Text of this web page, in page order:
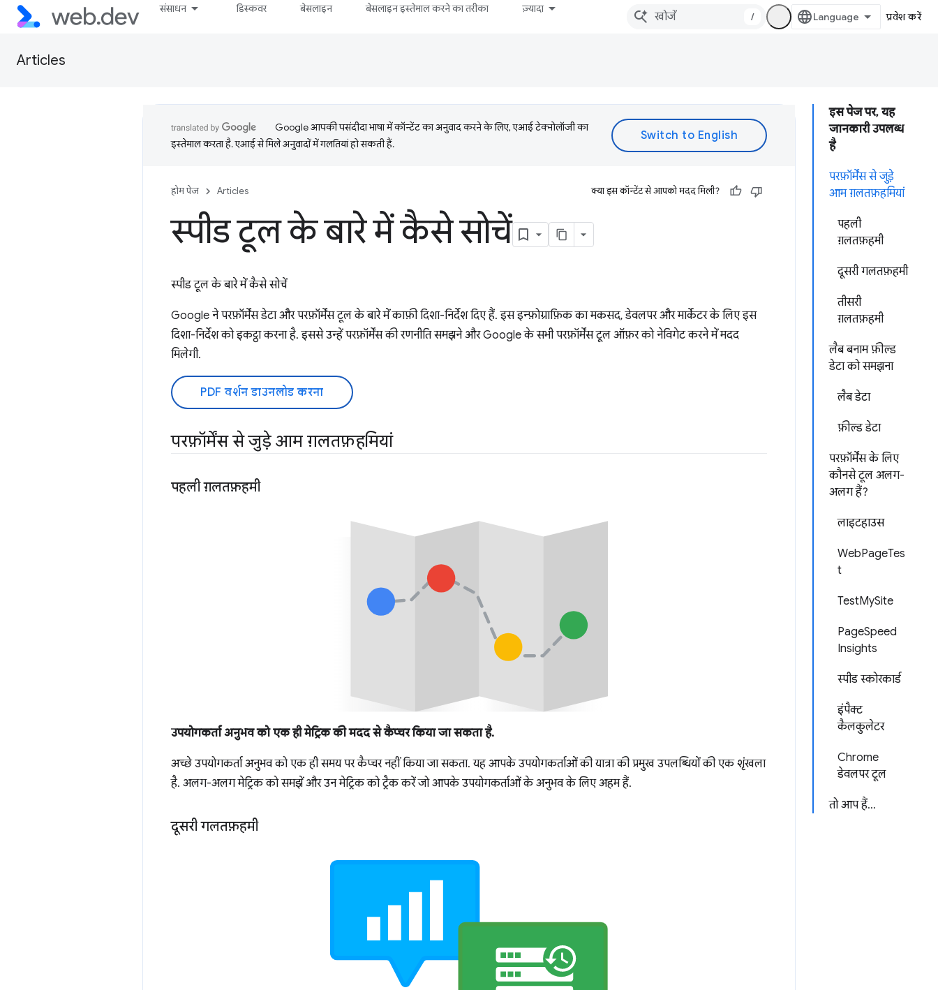
संसाधन डिस्कवर बेसलाइन बेसलाइन इस्तेमाल करने का तरीका ज़्यादा
/ प्रवेश करें
Articles
इस पेज पर, यह
जानकारी उपलब्ध
है
परफ़ॉर्मेंस से जुड़े
आम ग़लतफ़हमियां
पहली
ग़लतफ़हमी
दूसरी गलतफ़हमी
तीसरी
ग़लतफ़हमी
लैब बनाम फ़ील्ड
डेटा को समझना
लैब डेटा
फ़ील्ड डेटा
परफ़ॉर्मेंस के लिए
कौनसे टूल अलग-
अलग हैं?
लाइटहाउस
WebPageTes
t
TestMySite
PageSpeed
Insights
स्पीड स्कोरकार्ड
इंपैक्ट
कैलकुलेटर
Chrome
डेवलपर टूल
तो आप हैं...
Google आपकी पसंदीदा भाषा में कॉन्टेंट का अनुवाद करने के लिए, एआई टेक्नोलॉजी का
इस्तेमाल करता है. एआई से मिले अनुवादों में गलतियां हो सकती हैं.
होम पेज Articles क्या इस कॉन्टेंट से आपको मदद मिली?
स्पीड टूल के बारे में कैसे सोचें
स्पीड टूल के बारे में कैसे सोचें
Google ने परफ़ॉर्मेंस डेटा और परफ़ॉर्मेंस टूल के बारे में काफ़ी दिशा-निर्देश दिए हैं. इस इन्फ़ोग्राफ़िक का मकसद, डेवलपर और मार्केटर के लिए इस
दिशा-निर्देश को इकट्ठा करना है. इससे उन्हें परफ़ॉर्मेंस की रणनीति समझने और Google के सभी परफ़ॉर्मेंस टूल ऑफ़र को नेविगेट करने में मदद
मिलेगी.
PDF वर्शन डाउनलोड करना
परफ़ॉर्मेंस से जुड़े आम ग़लतफ़हमियां
पहली ग़लतफ़हमी
उपयोगकर्ता अनुभव को एक ही मेट्रिक की मदद से कैप्चर किया जा सकता है.
अच्छे उपयोगकर्ता अनुभव को एक ही समय पर कैप्चर नहीं किया जा सकता. यह आपके उपयोगकर्ताओं की यात्रा की प्रमुख उपलब्धियों की एक शृंखला
है. अलग-अलग मेट्रिक को समझें और उन मेट्रिक को ट्रैक करें जो आपके उपयोगकर्ताओं के अनुभव के लिए अहम हैं.
दूसरी गलतफ़हमी